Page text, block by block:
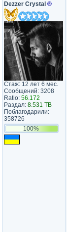
Dezzer Crystal ®
Стаж: 12 лет 6 мес.
Сообщений: 3208
Ratio: 56.172
Раздал: 8.531 TB
Поблагодарили:
358726
100%